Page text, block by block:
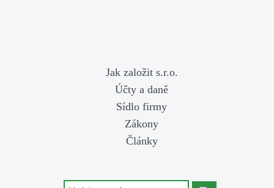
Jak založit s.r.o.
Účty a daně
Sídlo firmy
Zákony
Články